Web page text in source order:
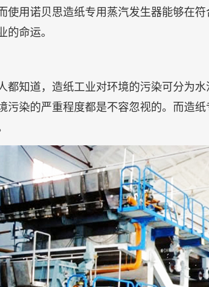
使用诺贝思造纸专用蒸汽发生器能够在
的命运。
都知道，造纸工业对环境的污染可分为
污染的严重程度都是不容忽视的。而造